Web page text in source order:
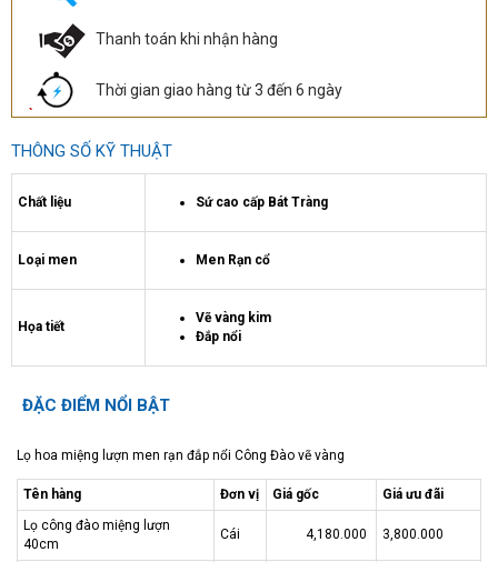
Thanh toán khi nhận hàng
Thời gian giao hàng từ 3 đến 6 ngày
THÔNG SỐ KỸ THUẬT
Chất liệu Sứ cao cấp Bát Tràng
Loại men Men Rạn cổ
Họa tiết
Vẽ vàng kim
Đắp nổi
ĐẶC ĐIỂM NỔI BẬT
Lọ hoa miệng lượn men rạn đắp nổi Công Đào vẽ vàng
Tên hàng Đơn vị Giá gốc
Giá ưu đãi
Lọ công đào miệng lượn
40cm
Cái 4,180.000 3,800.000